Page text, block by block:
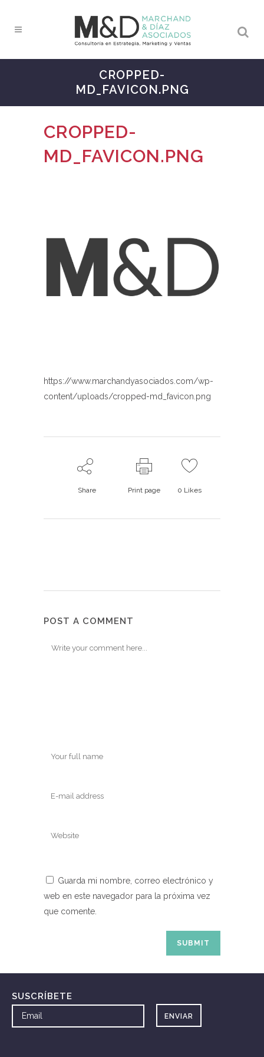
CROPPED-
MD_FAVICON.PNG
CROPPED-
MD_FAVICON.PNG
https://www.marchandyasociados.com/wp-
content/uploads/cropped-md_favicon.png
Share Print page 0 Likes
POST A COMMENT
Guarda mi nombre, correo electrónico y
web en este navegador para la próxima vez
que comente.
SUSCRÍBETE